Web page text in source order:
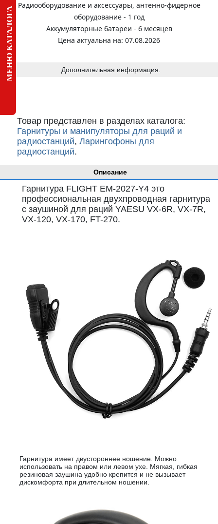
МЕНЮ КАТАЛОГА
Описание
Гарнитура FLIGHT EM-2027-Y4 это
профессиональная двухпроводная гарнитура
с заушиной для раций YAESU VX-6R, VX-7R,
VX-120, VX-170, FT-270.
Гарнитура имеет двустороннее ношение. Можно
использовать на правом или левом ухе. Мягкая, гибкая
резиновая заушина удобно крепится и не вызывает
дискомфорта при длительном ношении.
Радиооборудование и аксессуары, антенно-фидерное
оборудование - 1 год
Аккумуляторные батареи - 6 месяцев
Цена актуальна на: 07.08.2026
Дополнительная информация.
Товар представлен в разделах каталога:
Гарнитуры и манипуляторы для раций и
радиостанций, Ларингофоны для
радиостанций.